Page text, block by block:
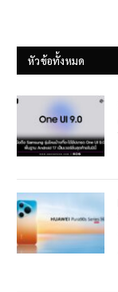
หัวข้อทั้งหมด